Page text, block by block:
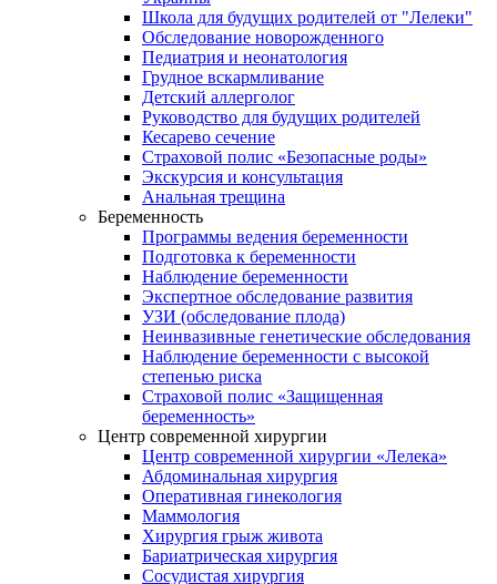
Школа для будущих родителей от "Лелеки"
Обследование новорожденного
Педиатрия и неонатология
Грудное вскармливание
Детский аллерголог
Руководство для будущих родителей
Кесарево сечение
Страховой полис «Безопасные роды»
Экскурсия и консультация
Анальная трещина
Беременность
Программы ведения беременности
Подготовка к беременности
Наблюдение беременности
Экспертное обследование развития
УЗИ (обследование плода)
Неинвазивные генетические обследования
Наблюдение беременности с высокой
степенью риска
Страховой полис «Защищенная
беременность»
Центр современной хирургии
Центр современной хирургии «Лелека»
Абдоминальная хирургия
Оперативная гинекология
Маммология
Хирургия грыж живота
Бариатрическая хирургия
Сосудистая хирургия